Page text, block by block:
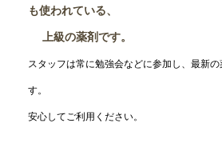
も使われている、
上級の薬剤です。
スタッフは常に勉強会などに参加し、最新の
す。
安心してご利用ください。